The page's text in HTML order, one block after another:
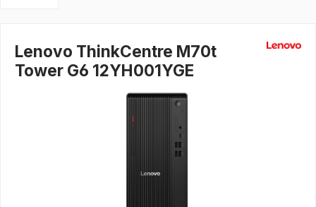
Lenovo ThinkCentre M70t
Tower G6 12YH001YGE
Bildergalerie überspringen